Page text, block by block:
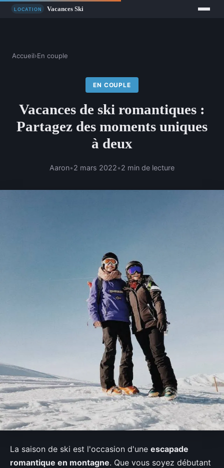
Accueil›En couple
EN COUPLE
Vacances de ski romantiques :
Partagez des moments uniques
à deux
Aaron•2 mars 2022•2 min de lecture
La saison de ski est l'occasion d'une escapade
romantique en montagne. Que vous soyez débutant